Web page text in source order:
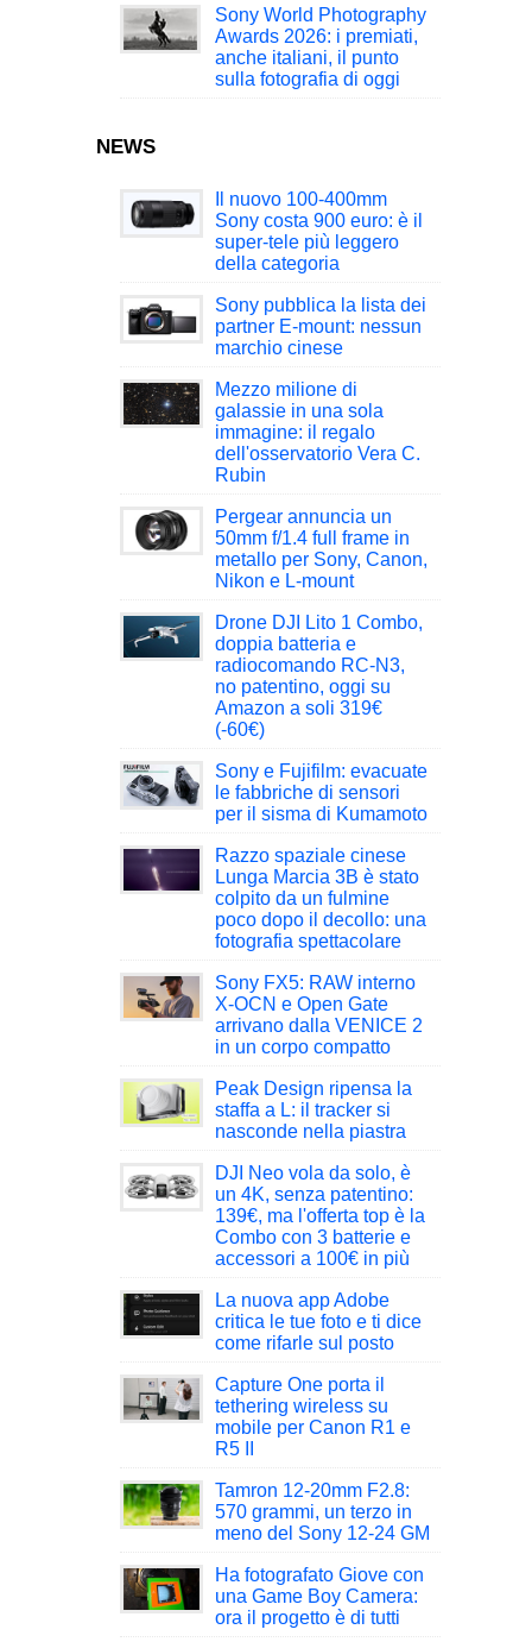
Sony World Photography
Awards 2026: i premiati,
anche italiani, il punto
sulla fotografia di oggi
NEWS
Il nuovo 100-400mm
Sony costa 900 euro: è il
super-tele più leggero
della categoria
Sony pubblica la lista dei
partner E-mount: nessun
marchio cinese
Mezzo milione di
galassie in una sola
immagine: il regalo
dell'osservatorio Vera C.
Rubin
Pergear annuncia un
50mm f/1.4 full frame in
metallo per Sony, Canon,
Nikon e L-mount
Drone DJI Lito 1 Combo,
doppia batteria e
radiocomando RC-N3,
no patentino, oggi su
Amazon a soli 319€
(-60€)
Sony e Fujifilm: evacuate
le fabbriche di sensori
per il sisma di Kumamoto
Razzo spaziale cinese
Lunga Marcia 3B è stato
colpito da un fulmine
poco dopo il decollo: una
fotografia spettacolare
Sony FX5: RAW interno
X-OCN e Open Gate
arrivano dalla VENICE 2
in un corpo compatto
Peak Design ripensa la
staffa a L: il tracker si
nasconde nella piastra
DJI Neo vola da solo, è
un 4K, senza patentino:
139€, ma l'offerta top è la
Combo con 3 batterie e
accessori a 100€ in più
La nuova app Adobe
critica le tue foto e ti dice
come rifarle sul posto
Capture One porta il
tethering wireless su
mobile per Canon R1 e
R5 II
Tamron 12-20mm F2.8:
570 grammi, un terzo in
meno del Sony 12-24 GM
Ha fotografato Giove con
una Game Boy Camera:
ora il progetto è di tutti